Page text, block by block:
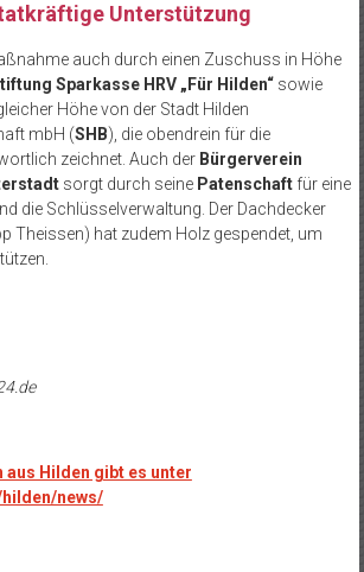
Unterstützung
auch durch einen Zuschuss in Höhe
Sparkasse HRV „Für Hilden“sowie
Höhe von der Stadt Hilden
mbH (SHB), die obendrein für die
zeichnet. Auch der Bürgerverein
sorgt durch seine Patenschaftfür eine
die Schlüsselverwaltung. Der Dachdecker
Theissen) hat zudem Holz gespendet, um
aus Hilden gibt es unter
news/